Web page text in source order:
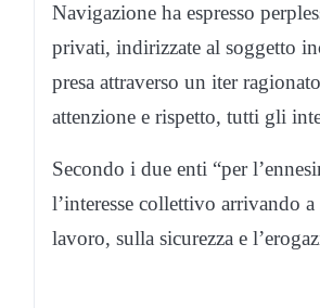
Navigazione ha espresso
privati, indirizzate al soggetto
presa attraverso un iter
attenzione e rispetto, tutti gli
Secondo i due enti “per
l’interesse collettivo arrivando
lavoro, sulla sicurezza e